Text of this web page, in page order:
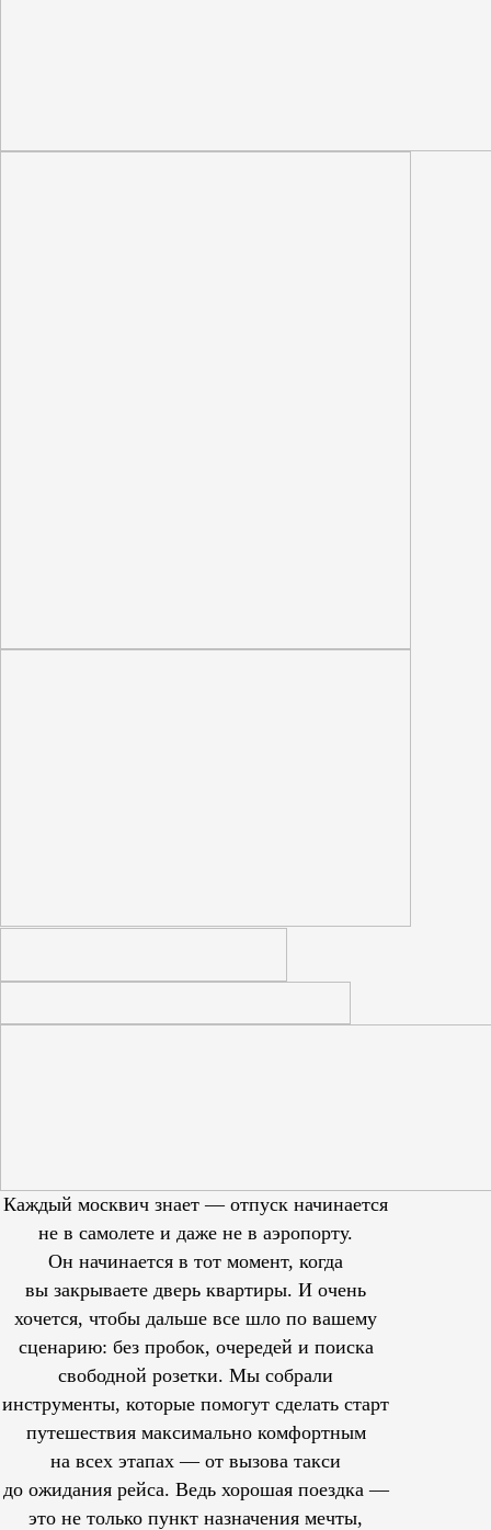
Каждый москвич знает — отпуск начинается
не в самолете и даже не в аэропорту.
Он начинается в тот момент, когда
вы закрываете дверь квартиры. И очень
хочется, чтобы дальше все шло по вашему
сценарию: без пробок, очередей и поиска
свободной розетки. Мы собрали
инструменты, которые помогут сделать старт
путешествия максимально комфортным
на всех этапах — от вызова такси
до ожидания рейса. Ведь хорошая поездка —
это не только пункт назначения мечты,